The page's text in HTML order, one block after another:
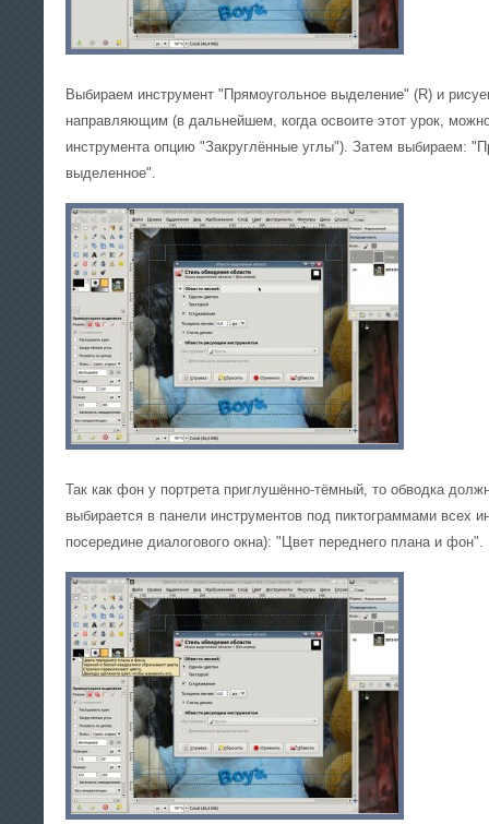
Выбираем инструмент "Прямоугольное выделение" (R) и
направляющим (в дальнейшем, когда освоите этот урок,
инструмента опцию "Закруглённые углы"). Затем выбираем:
выделенное".
Так как фон у портрета приглушённо-тёмный, то обводка
выбирается в панели инструментов под пиктограммами всех
посередине диалогового окна): "Цвет переднего плана и фон".